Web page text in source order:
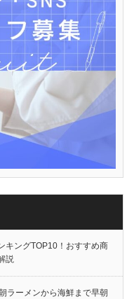
キングTOP10！おすすめ商
説
ラーメンから海鮮まで早朝